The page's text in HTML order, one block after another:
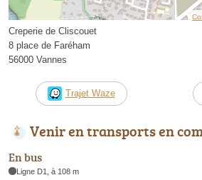
Creperie de Cliscouet
8 place de Faréham
56000 Vannes
Trajet Waze
Venir en transports en
En bus
Ligne D1, à 108 m